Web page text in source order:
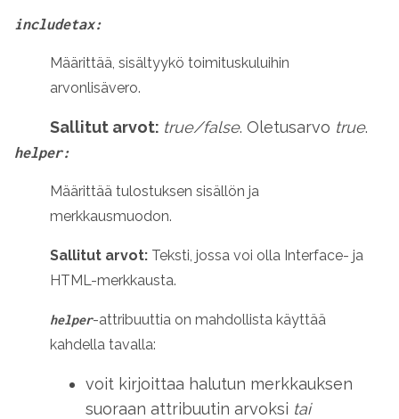
includetax:
Määrittää, sisältyykö toimituskuluihin
arvonlisävero.
Sallitut arvot: true/false. Oletusarvo true.
helper:
Määrittää tulostuksen sisällön ja
merkkausmuodon.
Sallitut arvot: Teksti, jossa voi olla Interface- ja
HTML-merkkausta.
helper-attribuuttia on mahdollista käyttää
kahdella tavalla:
voit kirjoittaa halutun merkkauksen
suoraan attribuutin arvoksi tai